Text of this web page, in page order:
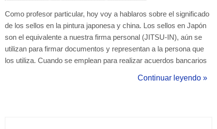
Como profesor particular, hoy voy a hablaros sobre el significado
de los sellos en la pintura japonesa y china. Los sellos en Japón
son el equivalente a nuestra firma personal (JITSU-IN), aún se
utilizan para firmar documentos y representan a la persona que
los utiliza. Cuando se emplean para realizar acuerdos bancarios
titular del mismo, pueda usarlo en su beneficio. Esa es la r...
Continuar leyendo »